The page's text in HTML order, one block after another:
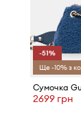
клатч
-51%
Ще -10% з
Сумочка
2699 грн